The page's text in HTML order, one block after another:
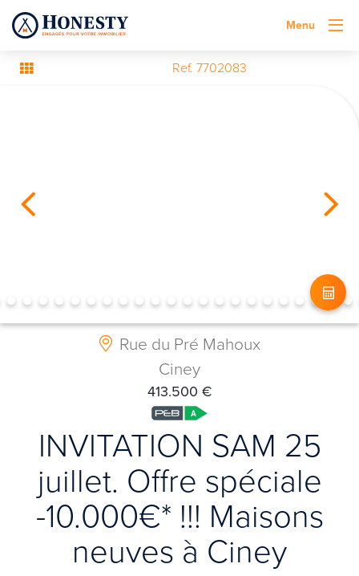
Menu
Ref. 7702083
Rue du Pré Mahoux
Ciney
413.500 €
INVITATION SAM 25
juillet. Offre spéciale
-10.000€* !!! Maisons
neuves à Ciney